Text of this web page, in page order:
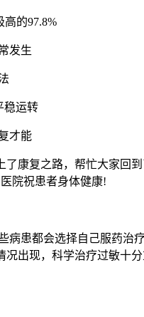
高的97.8%
发生
稳运转
才能
康复之路，帮忙大家回
院祝患者身体健康!
都会选择自己服药治
出现，科学治疗过敏十分